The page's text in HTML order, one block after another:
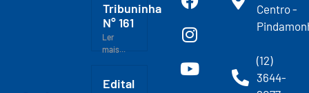
Tribuninha
N° 161
Ler
mais...
Edital
Centro -
(12)
3644-